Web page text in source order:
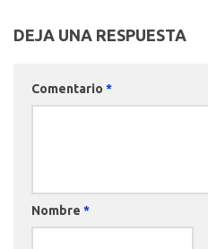
DEJA UNA RESPUESTA
Comentario *
Nombre *